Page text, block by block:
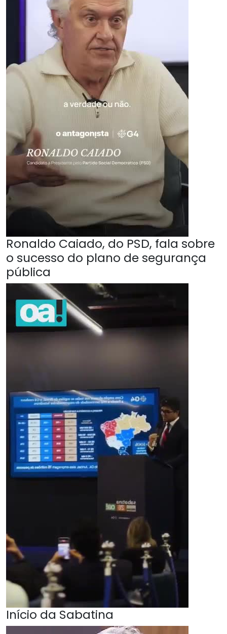
Ronaldo Caiado, do PSD, fala sobre
o sucesso do plano de segurança
pública
Início da Sabatina